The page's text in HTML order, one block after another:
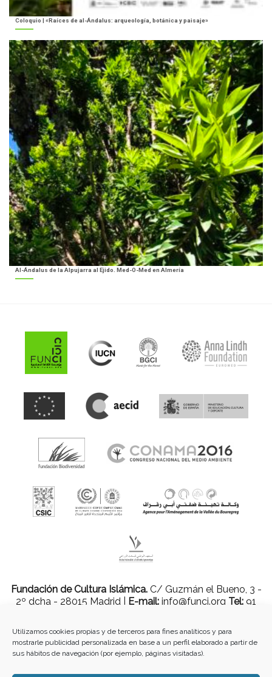
Utilizamos cookies propias y de terceros para fines analíticos y para
mostrarle publicidad personalizada en base a un perfil elaborado a partir de
sus hábitos de navegación (por ejemplo, páginas visitadas).
Coloquio | «Raíces de al-Ándalus: arqueología, botánica y paisaje»
Al-Ándalus de la Alpujarra al Ejido. Med-O-Med en Almería
Fundación de Cultura Islámica.C/ Guzmán el Bueno, 3 -
2º dcha - 28015 Madrid |
E-mail: info@funci.org Tel: 91
internacionales de copyright y no pueden ser reproducidos, distribuidos,